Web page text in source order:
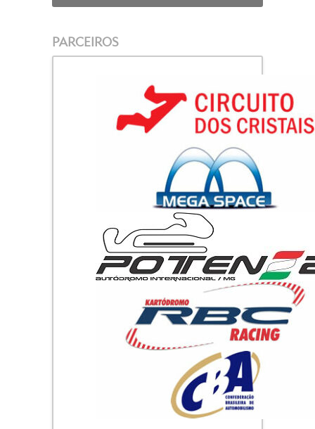
PARCEIROS